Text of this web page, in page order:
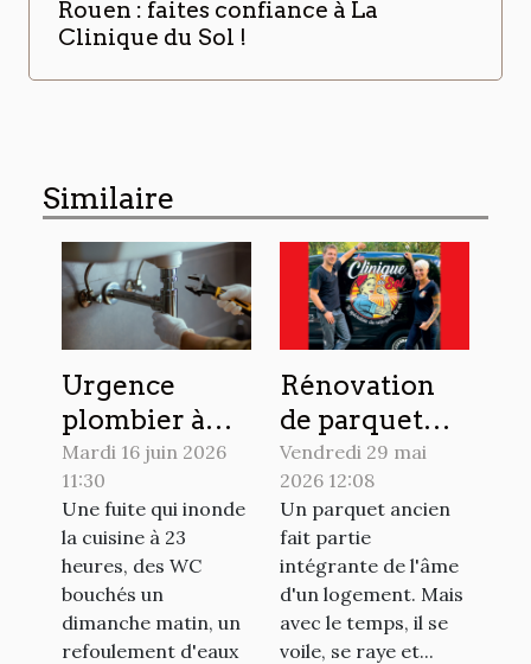
Rouen : faites confiance à La
Clinique du Sol !
Similaire
Urgence
plombier à
Strasbourg :
Hydro
Energie
intervient de
jour comme
de nuit !
Mardi 16 juin 2026
11:30
Une fuite qui inonde
la cuisine à 23
heures, des WC
bouchés un
dimanche matin, un
refoulement d'eaux
Rénovation
de parquet
ancien à
Rouen : faites
confiance à La
Clinique du
Sol !
Vendredi 29 mai
2026 12:08
Un parquet ancien
fait partie
intégrante de l'âme
d'un logement. Mais
avec le temps, il se
voile, se raye et...